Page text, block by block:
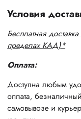
Условия
Бесплатная
пределах КАД)*
Оплата:
Доступна любым
оплата,
самовывозе и